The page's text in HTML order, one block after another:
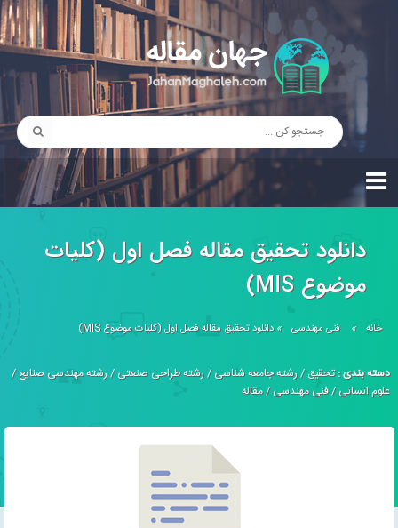
دانلود تحقیق مقاله فصل اول (كليات
موضوع MIS)
خانه » فنی مهندسی »دانلود تحقیق مقاله فصل اول (كليات موضوع MIS)
دسته بندی :تحقیق/رشته جامعه شناسی/رشته طراحی صنعتی/رشته مهندسی صنایع/
علوم انسانی/فنی مهندسی/مقاله